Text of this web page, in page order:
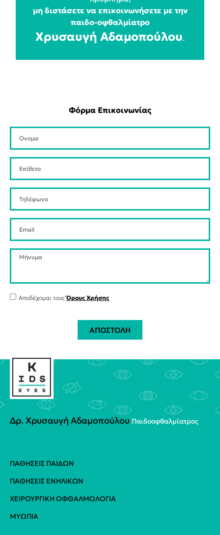
μη διστάσετε να επικοινωνήσετε με την
παιδο-οφθαλμίατρο
Χρυσαυγή Αδαμοπούλου.
Φόρμα Επικοινωνίας
Αποδέχομαι τους Όρους Χρήσης
ΑΠΟΣΤΟΛΗ
Δρ. Χρυσαυγή Αδαμοπούλου Παιδοoφθαλμίατρος
ΠΑΘΉΣΕΙΣ ΠΑΊΔΩΝ
ΠΑΘΉΣΕΙΣ ΕΝΗΛΊΚΩΝ
ΧΕΙΡΟΥΡΓΙΚΉ ΟΦΘΑΛΜΟΛΟΓΊΑ
ΜΥΩΠΊΑ